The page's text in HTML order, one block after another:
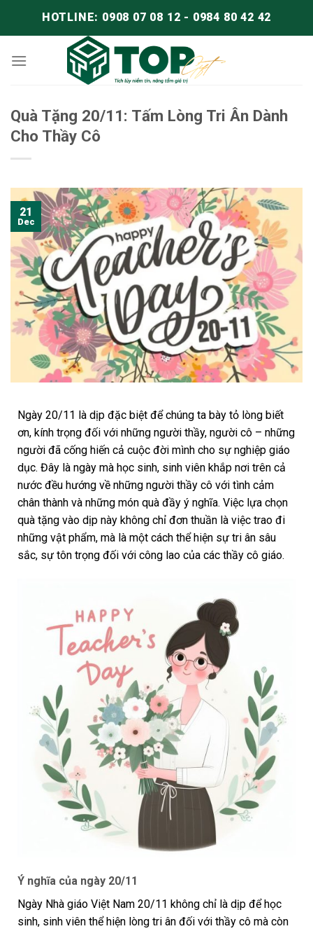
HOTLINE: 0908 07 08 12 - 0984 80 42 42
Quà Tặng 20/11: Tấm Lòng Tri Ân Dành
Cho Thầy Cô
21
Dec
Ngày 20/11 là dịp đặc biệt để chúng ta bày tỏ lòng biết
ơn, kính trọng đối với những người thầy, người cô – những
người đã cống hiến cả cuộc đời mình cho sự nghiệp giáo
dục. Đây là ngày mà học sinh, sinh viên khắp nơi trên cả
nước đều hướng về những người thầy cô với tình cảm
chân thành và những món quà đầy ý nghĩa. Việc lựa chọn
quà tặng vào dịp này không chỉ đơn thuần là việc trao đi
những vật phẩm, mà là một cách thể hiện sự tri ân sâu
sắc, sự tôn trọng đối với công lao của các thầy cô giáo.
Ý nghĩa của ngày 20/11
Ngày Nhà giáo Việt Nam 20/11 không chỉ là dịp để học
sinh, sinh viên thể hiện lòng tri ân đối với thầy cô mà còn